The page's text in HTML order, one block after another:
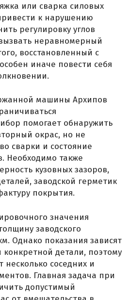
или сварка силовых
к нарушению
регулировку углов
неравномерный
восстановленный с
иначе повести себя
машины Архипов
помогает обнаружить
окрас, но не
сварки и состояние
Необходимо также
кузовных зазоров,
заводской герметик
покрытия.
значения
заводского
Однако показания зависят
детали, поэтому
несколько соседних и
Главная задача при
допустимый